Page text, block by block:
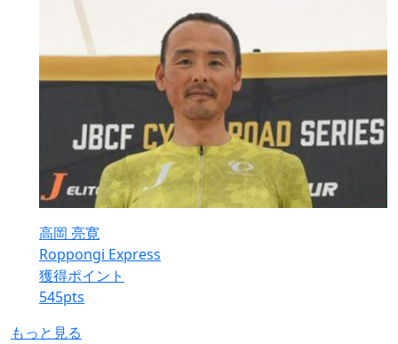
高岡 亮寛
Roppongi Express
獲得ポイント
545pts
もっと見る